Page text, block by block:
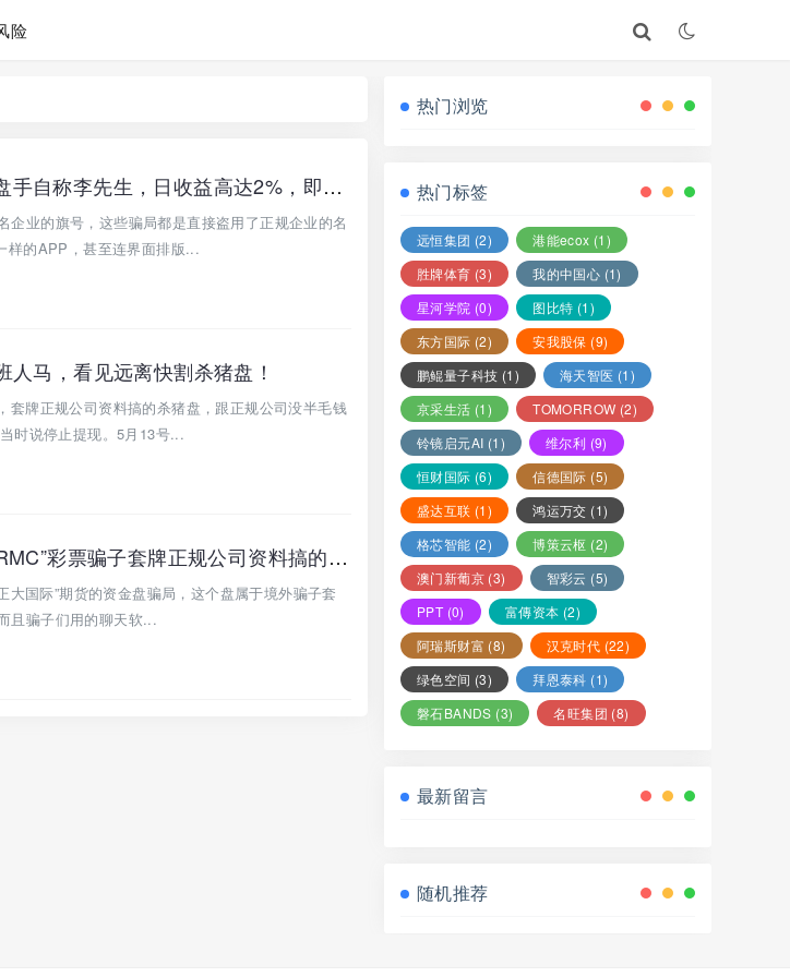
险
【正大国际】期货带单类资金盘骗局，操盘手自称李先生，日收益高达2%，即将崩盘跑路！
业的旗号，这些骗局都是直接盗用了正规企业的名
样的APP，甚至连界面排版...
人马，看见远离快割杀猪盘！
套牌正规公司资料搞的杀猪盘，跟正规公司没半毛钱
时说停止提现。5月13号...
【正大国际】期货带单类资金盘骗局：“DRMC”彩票骗子套牌正规公司资料搞的杀猪盘，多次单割，即将崩盘跑路！
大国际”期货的资金盘骗局，这个盘属于境外骗子套
且骗子们用的聊天软...
热门浏览
热门标签
远恒集团 (2) 港能ecox (1)
胜牌体育 (3) 我的中国心 (1)
星河学院 (0) 图比特 (1)
东方国际 (2) 安我股保 (9)
鹏鲲量子科技 (1) 海天智医 (1)
京采生活 (1) TOMORROW (2)
铃镜启元AI (1) 维尔利 (9)
恒财国际 (6) 信德国际 (5)
盛达互联 (1) 鸿运万交 (1)
格芯智能 (2) 博策云枢 (2)
澳门新葡京 (3) 智彩云 (5)
PPT (0) 富傳资本 (2)
阿瑞斯财富 (8) 汉克时代 (22)
绿色空间 (3) 拜恩泰科 (1)
磐石BANDS (3) 名旺集团 (8)
最新留言
随机推荐